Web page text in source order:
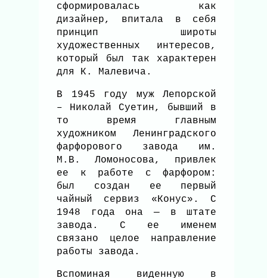
сформировалась как
дизайнер, впитала в себя
принцип широты
художественных интересов,
который был так характерен
для К. Малевича.
В 1945 году муж Лепорской
– Николай Суетин, бывший в
то время главным
художником Ленинградского
фарфорового завода им.
М.В. Ломоносова, привлек
ее к работе с фарфором:
был создан ее первый
чайный сервиз «Конус». С
1948 года она — в штате
завода. С ее именем
связано целое направление
работы завода.
Вспоминая виденную в